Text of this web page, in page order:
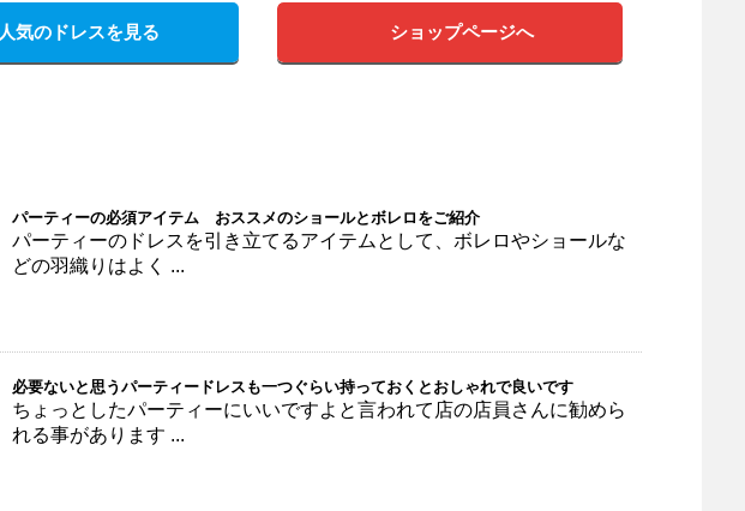
人気のドレスを見る ショップページへ
パーティーの必須アイテム おススメのショールとボレロをご紹介
パーティーのドレスを引き立てるアイテムとして、ボレロやショールな
どの羽織りはよく ...
必要ないと思うパーティードレスも一つぐらい持っておくとおしゃれで良いです
ちょっとしたパーティーにいいですよと言われて店の店員さんに勧めら
れる事があります ...